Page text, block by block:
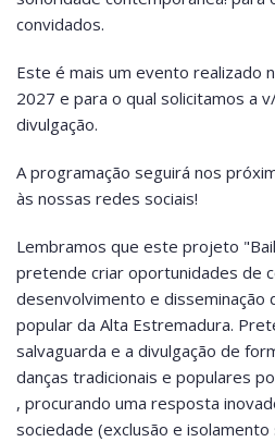
convidados.
Este é mais um evento realizado
2027 e para o qual solicitamos a
divulgação.
A programação seguirá nos
às nossas redes sociais!
Lembramos que este projeto
pretende criar oportunidades de
desenvolvimento e disseminação
popular da Alta Estremadura.
salvaguarda e a divulgação de
danças tradicionais e populares
, procurando uma resposta
sociedade (exclusão e